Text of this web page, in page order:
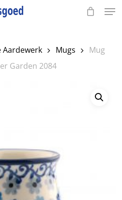
Aardewerk Mugs
Mug
Garden 2084